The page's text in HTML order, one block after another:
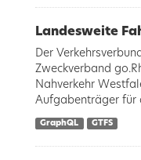
Landesweite
Der
Zweckverband
Nahverkehr
Aufgabenträger für
GraphQL GTFS